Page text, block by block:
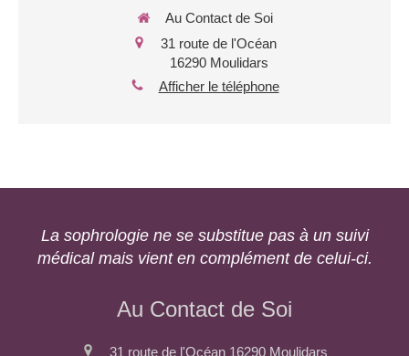
Au Contact de Soi
31 route de l'Océan
16290 Moulidars
Afficher le téléphone
La sophrologie ne se substitue pas à un suivi
médical mais vient en complément de celui-ci.
Au Contact de Soi
31 route de l'Océan 16290 Moulidars